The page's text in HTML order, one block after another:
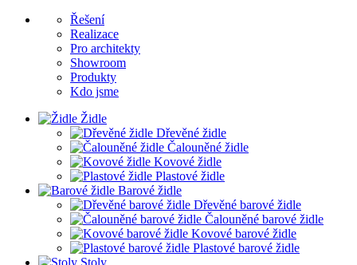
Řešení
Realizace
Pro architekty
Showroom
Produkty
Kdo jsme
Židle
Dřevěné židle
Čalouněné židle
Kovové židle
Plastové židle
Barové židle
Dřevěné barové židle
Čalouněné barové židle
Kovové barové židle
Plastové barové židle
Stoly